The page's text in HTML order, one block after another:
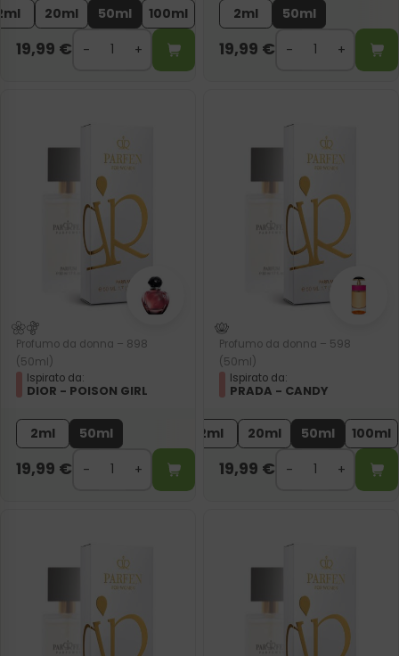
20ml 50ml 100ml
19,99 €
2ml 50ml
19,99 €
Profumo da donna – 898
(50ml)
Ispirato da:
DIOR - POISON GIRL
2ml 50ml
19,99 €
Profumo da donna – 598
(50ml)
Ispirato da:
PRADA - CANDY
2ml 20ml 50ml 100ml
19,99 €